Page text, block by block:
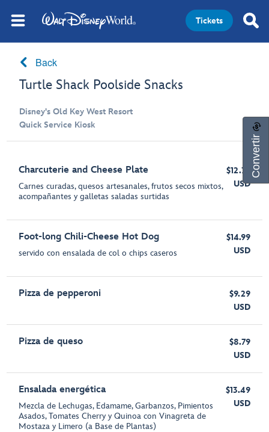
Tickets
Back
Turtle Shack Poolside Snacks
Disney's Old Key West Resort
Quick Service Kiosk
Charcuterie and Cheese Plate
Carnes curadas, quesos artesanales, frutos secos mixtos,
acompañantes y galletas saladas surtidas
$12.79
USD
Foot-long Chili-Cheese Hot Dog
servido con ensalada de col o chips caseros
$14.99
USD
Pizza de pepperoni
$9.29
USD
Pizza de queso
$8.79
USD
Ensalada energética
Mezcla de Lechugas, Edamame, Garbanzos, Pimientos
Asados, Tomates Cherry y Quinoa con Vinagreta de
Mostaza y Limero (a Base de Plantas)
$13.49
USD
Convertir